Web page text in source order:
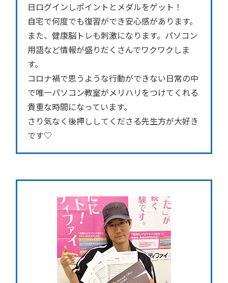
日ログインしポイントとメダルをゲット！
自宅で何度でも復習ができ安心感があります。
また、健康脳トレも刺激になります。パソコン
用語など情報が盛りだくさんでワクワクしま
す。
コロナ禍で思うような行動ができない日常の中
で唯一パソコン教室がメリハリをつけてくれる
貴重な時間になっています。
さり気なく後押ししてくださる先生方が大好き
です♡